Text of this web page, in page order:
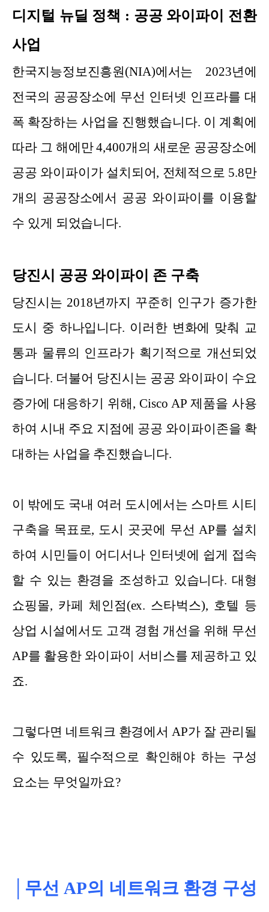
디지털 뉴딜 정책 : 공공 와이파이 전환
사업
한국지능정보진흥원(NIA)에서는 2023년에
전국의 공공장소에 무선 인터넷 인프라를 대
폭 확장하는 사업을 진행했습니다. 이 계획에
따라 그 해에만 4,400개의 새로운 공공장소에
공공 와이파이가 설치되어, 전체적으로 5.8만
개의 공공장소에서 공공 와이파이를 이용할
수 있게 되었습니다.
당진시 공공 와이파이 존 구축
당진시는 2018년까지 꾸준히 인구가 증가한
도시 중 하나입니다. 이러한 변화에 맞춰 교
통과 물류의 인프라가 획기적으로 개선되었
습니다. 더불어 당진시는 공공 와이파이 수요
증가에 대응하기 위해, Cisco AP 제품을 사용
하여 시내 주요 지점에 공공 와이파이존을 확
대하는 사업을 추진했습니다.
이 밖에도 국내 여러 도시에서는 스마트 시티
구축을 목표로, 도시 곳곳에 무선 AP를 설치
하여 시민들이 어디서나 인터넷에 쉽게 접속
할 수 있는 환경을 조성하고 있습니다. 대형
쇼핑몰, 카페 체인점(ex. 스타벅스), 호텔 등
상업 시설에서도 고객 경험 개선을 위해 무선
AP를 활용한 와이파이 서비스를 제공하고 있
죠.
그렇다면 네트워크 환경에서 AP가 잘 관리될
수 있도록, 필수적으로 확인해야 하는 구성
요소는 무엇일까요?
│무선 AP의 네트워크 환경 구성